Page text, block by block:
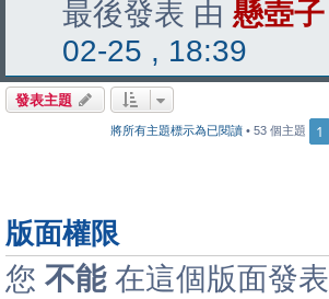
最後發表 由 懸壺子
02-25 , 18:39
發表主題
將所有主題標示為已閱讀 • 53 個主題 1
版面權限
您 不能在這個版面發